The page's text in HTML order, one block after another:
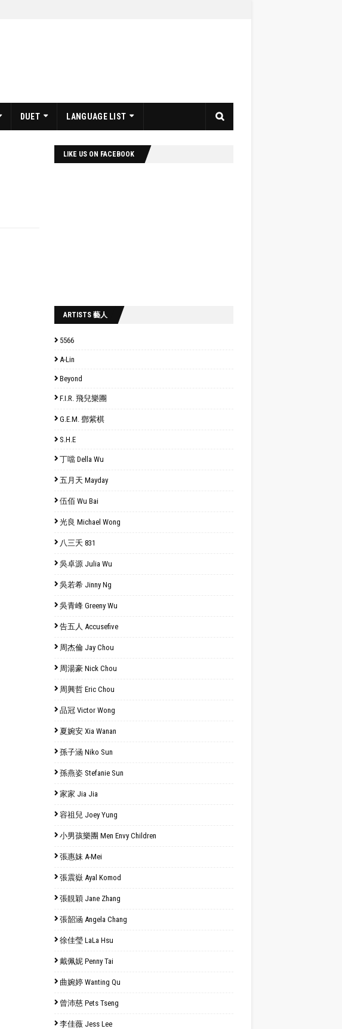
DUET LANGUAGE LIST
LIKE US ON FACEBOOK
ARTISTS 藝人
5566
A-Lin
Beyond
F.I.R. 飛兒樂團
G.E.M. 鄧紫棋
S.H.E
丁噹 Della Wu
五月天 Mayday
伍佰 Wu Bai
光良 Michael Wong
八三夭 831
吳卓源 Julia Wu
吳若希 Jinny Ng
吳青峰 Greeny Wu
告五人 Accusefive
周杰倫 Jay Chou
周湯豪 Nick Chou
周興哲 Eric Chou
品冠 Victor Wong
夏婉安 Xia Wanan
孫子涵 Niko Sun
孫燕姿 Stefanie Sun
家家 Jia Jia
容祖兒 Joey Yung
小男孩樂團 Men Envy Children
張惠妹 A-Mei
張震嶽 Ayal Komod
張靚穎 Jane Zhang
張韶涵 Angela Chang
徐佳瑩 LaLa Hsu
戴佩妮 Penny Tai
曲婉婷 Wanting Qu
曾沛慈 Pets Tseng
李佳薇 Jess Lee